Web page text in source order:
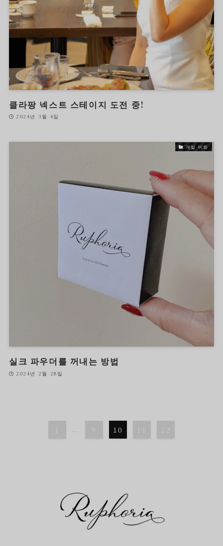
클라팡 넥스트 스테이지 도전 중!
2024년 3월 4일
개발 비화
실크 파우더를 꺼내는 방법
2024년 2월 28일
... 9 10 12